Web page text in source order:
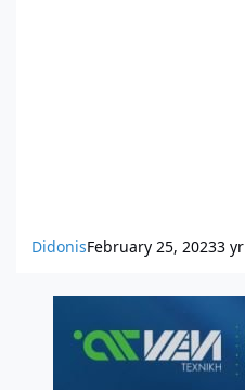
DidonisFebruary 25, 20233 yr